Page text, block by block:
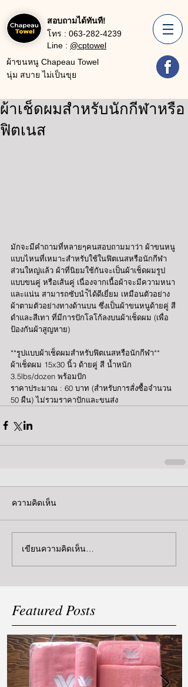
สอบถามได้ทันที!
โทร : 063-282-4239
Line : @cptowel
ผ้าขนหนู Chapeau Towel
นุ่ม สบาย ไม่เป็นขุย
ผ้าเช็ดผมสำหรับนักกีฬาหรือ
ฟิตเนส
มักจะมีคำถามที่หลายๆคนสอบถามมาว่า ผ้าขนหนู
แบบไหนที่เหมาะสำหรับใช้ในฟิตเนสหรือนักกีฬา
ส่วนใหญ่แล้ว ผ้าที่นิยมใช้กันจะเป็นผ้าเช็ดผมรูป
แบบขนคู่ หรือเส้นคู่ เนื่องจากเนื้อผ้าจะมีความหนา
และแน่น สามารถซับนำ้ได้ดีเยี่ยม เหมือนตัวอย่าง
ผ้าตามตัวอย่างทางด้านบน ซึ่งเป็นผ้าขนหนูด้ายคู่ สี
ดำและสีเทา ที่มีการปักโลโก้ลงบนผ้าเช็ดผม (เพื่อ
ป้องกันผ้าสูญหาย)
**รูปแบบผ้าเช็ดผมสำหรับฟิตเนสหรือนักกีฬา**
ผ้าเช็ดผม 15x30 นิ้ว ด้ายคู่ สี น้ำหนัก
3.5lbs/dozen พร้อมปัก
ราคาประมาณ : 60 บาท (สำหรับการสั่งซื้อจำนวน
50 ผืน) ไม่รวมราคาปักและขนส่ง
ความคิดเห็น
เขียนความคิดเห็น…
Featured Posts